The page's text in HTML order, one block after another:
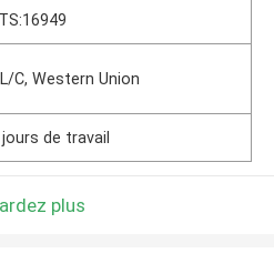
C, Western Union
jours de travail
plus